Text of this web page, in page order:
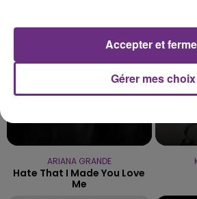
ARIANA GRANDE
Hate That I Made You Love
Me
Gérer mes choix
Accepter et